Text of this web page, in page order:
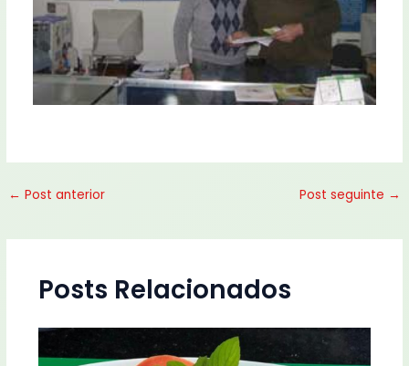
← Post anterior Post seguinte →
Posts Relacionados